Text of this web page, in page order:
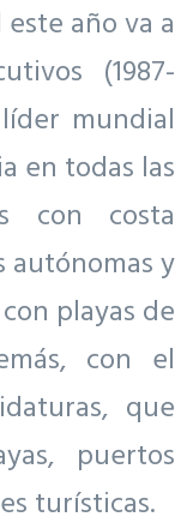
este año va a
(1987-
mundial
en todas las
con costa
autónomas y
playas de
con el
que
puertos
turísticas.